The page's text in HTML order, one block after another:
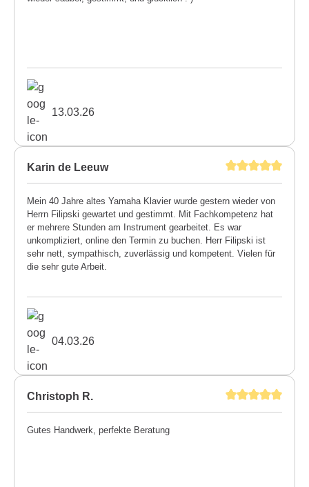
13.03.26
Karin de Leeuw
Mein 40 Jahre altes Yamaha Klavier wurde gestern wieder von
Herrn Filipski gewartet und gestimmt. Mit Fachkompetenz hat
er mehrere Stunden am Instrument gearbeitet. Es war
unkompliziert, online den Termin zu buchen. Herr Filipski ist
sehr nett, sympathisch, zuverlässig und kompetent. Vielen für
die sehr gute Arbeit.
04.03.26
Christoph R.
Gutes Handwerk, perfekte Beratung